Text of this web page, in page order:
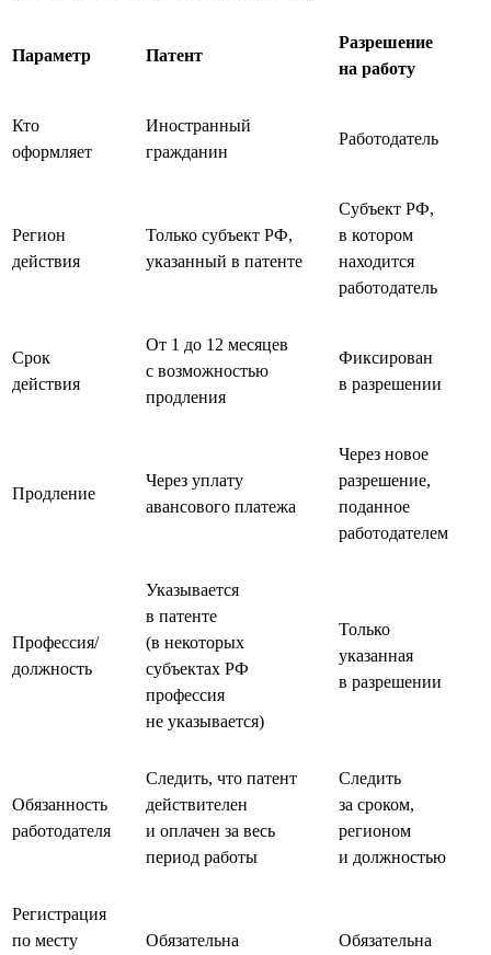
Параметр Патент
Разрешение
на работу
Кто
оформляет
Иностранный
гражданин
Работодатель
Регион
действия
Только субъект РФ,
указанный в патенте
Субъект РФ,
в котором
находится
работодатель
Срок
действия
От 1 до 12 месяцев
с возможностью
продления
Фиксирован
в разрешении
Продление
Через уплату
авансового платежа
Через новое
разрешение,
поданное
работодателем
Профессия/
должность
Указывается
в патенте
(в некоторых
субъектах РФ
профессия
не указывается)
Только
указанная
в разрешении
Обязанность
работодателя
Следить, что патент
действителен
и оплачен за весь
период работы
Следить
за сроком,
регионом
и должностью
Регистрация
по месту
Обязательна Обязательна